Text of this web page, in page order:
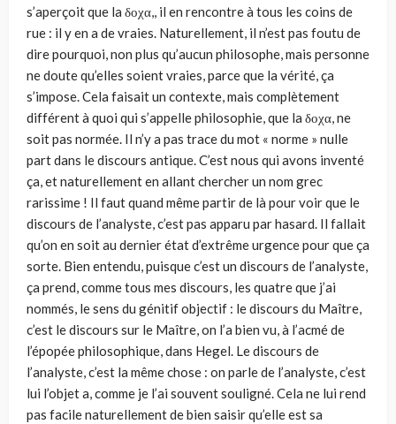
s’aperçoit que la δοχα,, il en rencontre à tous les coins de
rue : il y en a de vraies. Naturellement, il n’est pas foutu de
dire pourquoi, non plus qu’aucun philosophe, mais personne
ne doute qu’elles soient vraies, parce que la vérité, ça
s’impose. Cela faisait un contexte, mais complètement
différent à quoi qui s’appelle philosophie, que la δοχα, ne
soit pas normée. Il n’y a pas trace du mot « norme » nulle
part dans le discours antique. C’est nous qui avons inventé
ça, et naturellement en allant chercher un nom grec
rarissime ! Il faut quand même partir de là pour voir que le
discours de l’analyste, c’est pas apparu par hasard. Il fallait
qu’on en soit au dernier état d’extrême urgence pour que ça
sorte. Bien entendu, puisque c’est un discours de l’analyste,
ça prend, comme tous mes discours, les quatre que j’ai
nommés, le sens du génitif objectif : le discours du Maître,
c’est le discours sur le Maître, on l’a bien vu, à l’acmé de
l’épopée philosophique, dans Hegel. Le discours de
l’analyste, c’est la même chose : on parle de l’analyste, c’est
lui l’objet a, comme je l’ai souvent souligné. Cela ne lui rend
pas facile naturellement de bien saisir qu’elle est sa